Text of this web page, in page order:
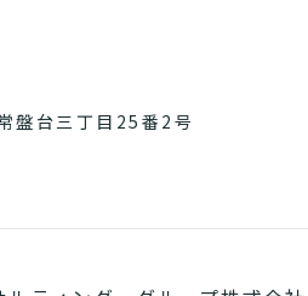
盤台三丁目25番2号